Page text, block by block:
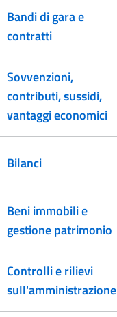
Bandi di gara e
contratti
Sovvenzioni,
contributi, sussidi,
vantaggi economici
Bilanci
Beni immobili e
gestione patrimonio
Controlli e rilievi
sull'amministrazione